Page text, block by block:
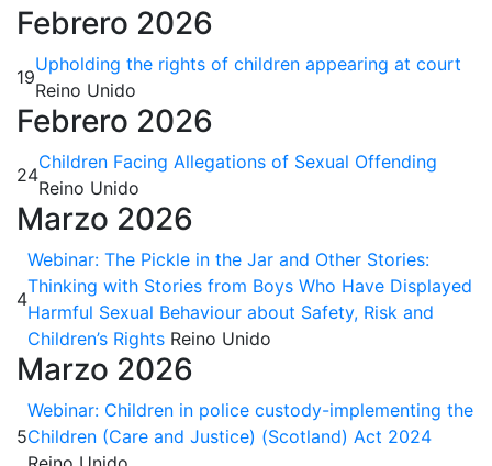
Febrero 2026
19
Upholding the rights of children appearing at court
Reino Unido
Febrero 2026
24
Children Facing Allegations of Sexual Offending
Reino Unido
Marzo 2026
4
Webinar: The Pickle in the Jar and Other Stories:
Thinking with Stories from Boys Who Have Displayed
Harmful Sexual Behaviour about Safety, Risk and
Children’s Rights Reino Unido
Marzo 2026
5
Webinar: Children in police custody-implementing the
Children (Care and Justice) (Scotland) Act 2024